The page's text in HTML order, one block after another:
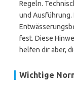
Regeln.
und Ausführung.
fest. Diese
helfen dir aber,
Wichtige